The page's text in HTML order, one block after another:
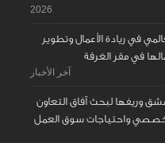
2026
في ريادة الأعمال وتطوير
في مقر الغرفة
آخر الأخبار
وريفها لبحث آفاق التعاون
واحتياجات سوق العمل